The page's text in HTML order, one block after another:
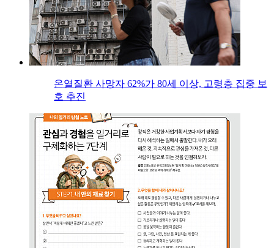
온열질환 사망자 62%가 80세 이상, 고령층 집중 보
호 추진